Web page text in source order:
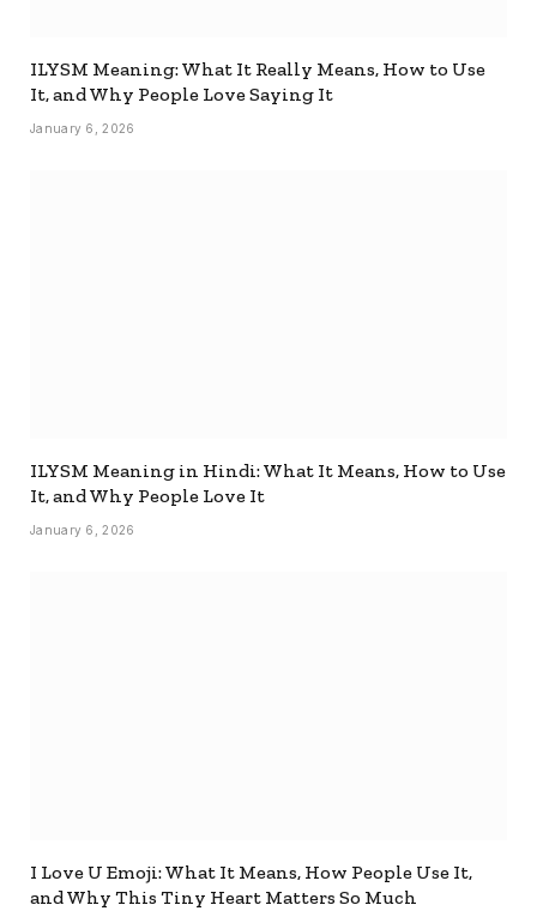
ILYSM Meaning: What It Really Means, How to Use
It, and Why People Love Saying It
January 6, 2026
ILYSM Meaning in Hindi: What It Means, How to Use
It, and Why People Love It
January 6, 2026
I Love U Emoji: What It Means, How People Use It,
and Why This Tiny Heart Matters So Much